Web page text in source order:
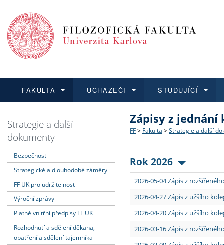
FAKULTA
Dozvědět se více
Struktura a historie
Strategie a další
Podpora a benefity pro
Absolventi fakulty
UCHAZEČI
Podat přihlášku
Co studovat a jak se
Učitelské studijní
Informace k průběhu
STUDUJÍCÍ
Dozvědět se více
Bakalářské a magisterské
Doktorské studium
Rigorózní řízení
Dozvědět se více
O vědě a výzkumu na FF
Akademické kvalifikace
Granty a projekty
Dozvědět se více
Aktuální nabídky a
Vyjíždějící studenti
Přijíždějící studenti
Vyjíždějící zaměstnanci
Strategie a další
dokumenty
Bezpečnost
Strategické a dlouhodobé záměry
FF UK pro udržitelnost
Výroční zprávy
Platné vnitřní předpisy FF UK
Rozhodnutí a sdělení děkana,
opatření a sdělení tajemníka
Zápisy z jednání
FF > Fakulta > Strategie a další
Rok 2026
2026-05-04 Zápis z
2026-04-27 Zápis z užšího
2026-04-20 Zápis z užšího
2026-03-16 Zápis z